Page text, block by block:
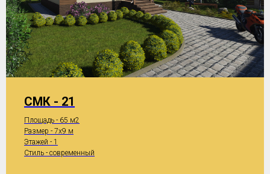
СМК - 21
Площадь - 65 м2
Размер - 7x9 м
Этажей - 1
Стиль - современный